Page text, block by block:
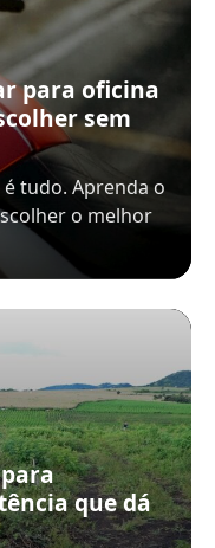
para oficina
sem
tudo. Aprenda o
o melhor
que dá